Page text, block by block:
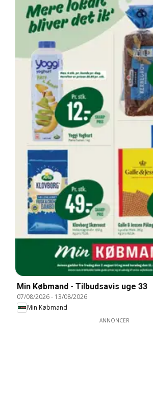
Min Købmand - Tilbudsavis uge 33
07/08/2026- 13/08/2026
Min Købmand
ANNONCER